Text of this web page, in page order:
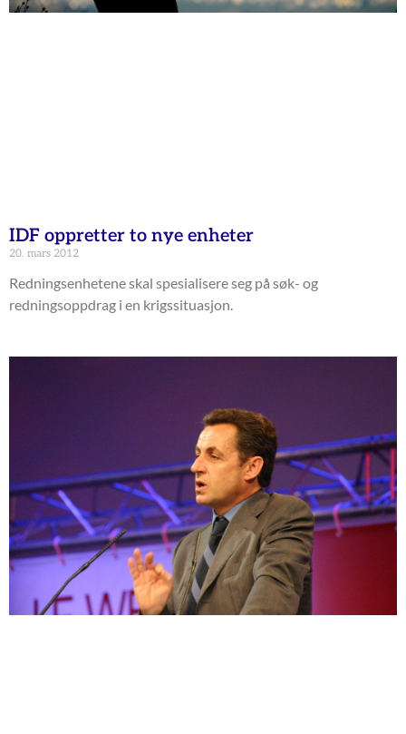
IDF oppretter to nye enheter
20. mars 2012
Redningsenhetene skal spesialisere seg på søk- og
redningsoppdrag i en krigssituasjon.